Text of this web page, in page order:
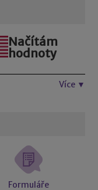
Načítám
hodnoty
Více ▼
Formuláře